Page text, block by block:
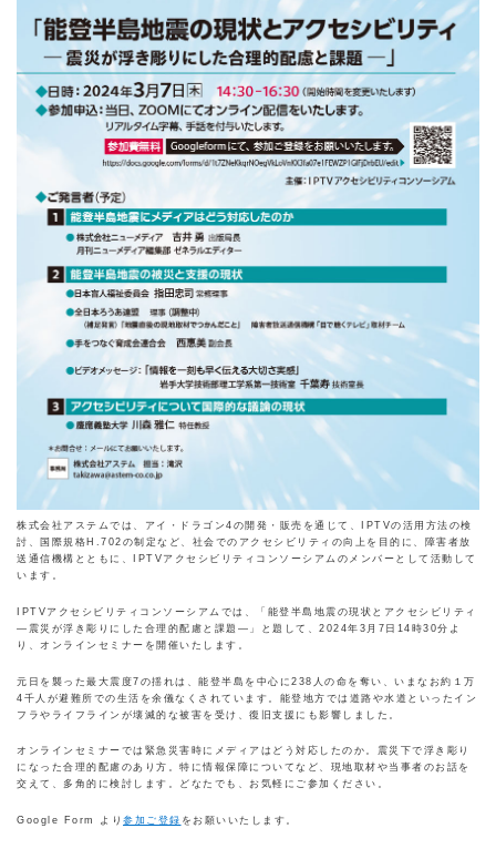
株式会社アステムでは、アイ・ドラゴン4の開発・販売を通じて、IPTVの活用方法の検
討、国際規格H.702の制定など、社会でのアクセシビリティの向上を目的に、障害者放
送通信機構とともに、IPTVアクセシビリティコンソーシアムのメンバーとして活動して
います。
IPTVアクセシビリティコンソーシアムでは、「能登半島地震の現状とアクセシビリティ
—震災が浮き彫りにした合理的配慮と課題—」と題して、2024年3月7日14時30分よ
り、オンラインセミナーを開催いたします。
元日を襲った最大震度7の揺れは、能登半島を中心に238人の命を奪い、いまなお約１万
4千人が避難所での生活を余儀なくされています。能登地方では道路や水道といったイン
フラやライフラインが壊滅的な被害を受け、復旧支援にも影響しました。
オンラインセミナーでは緊急災害時にメディアはどう対応したのか。震災下で浮き彫り
になった合理的配慮のあり方。特に情報保障についてなど、現地取材や当事者のお話を
交えて、多角的に検討します。どなたでも、お気軽にご参加ください。
Google Form より 参加ご登録 をお願いいたします。